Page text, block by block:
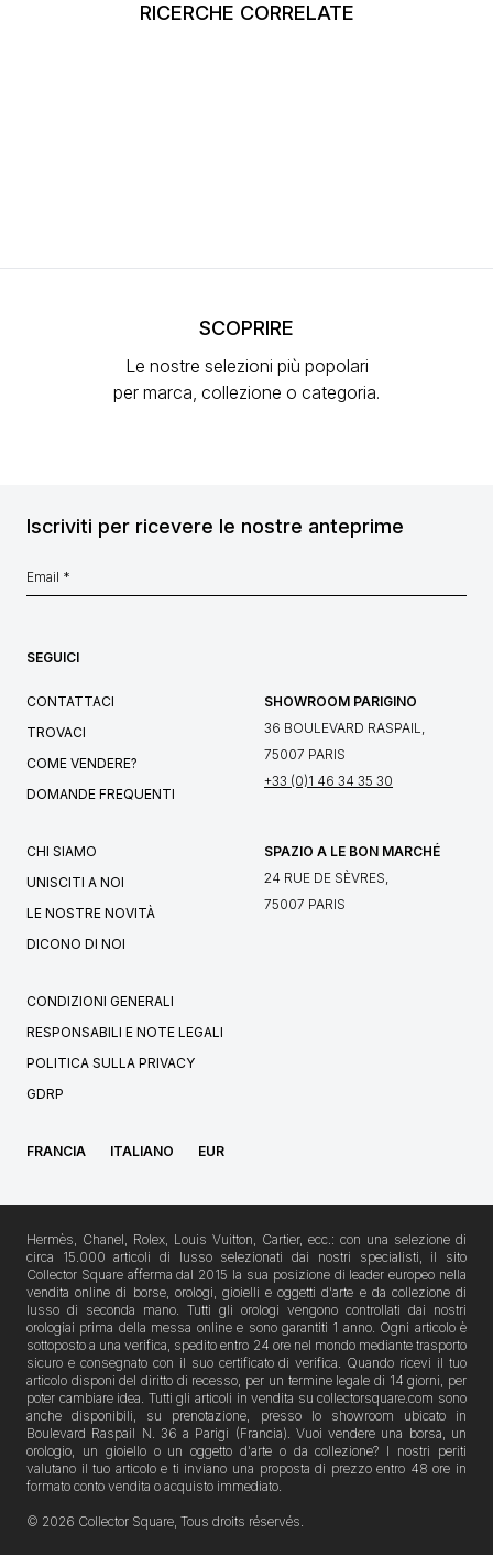
RICERCHE CORRELATE
SCOPRIRE
Le nostre selezioni più popolari
per marca, collezione o categoria.
Iscriviti per ricevere le nostre anteprime
SEGUICI
CONTATTACI
TROVACI
COME VENDERE?
DOMANDE FREQUENTI
SHOWROOM PARIGINO
36 BOULEVARD RASPAIL,
75007 PARIS
+33 (0)1 46 34 35 30
CHI SIAMO
UNISCITI A NOI
LE NOSTRE NOVITÀ
DICONO DI NOI
SPAZIO A LE BON MARCHÉ
24 RUE DE SÈVRES,
75007 PARIS
CONDIZIONI GENERALI
RESPONSABILI E NOTE LEGALI
POLITICA SULLA PRIVACY
GDRP
FRANCIA ITALIANO EUR
Hermès, Chanel, Rolex, Louis Vuitton, Cartier, ecc.: con una selezione di
circa 15.000 articoli di lusso selezionati dai nostri specialisti, il sito
Collector Square afferma dal 2015 la sua posizione di leader europeo nella
vendita online di borse, orologi, gioielli e oggetti d'arte e da collezione di
lusso di seconda mano. Tutti gli orologi vengono controllati dai nostri
orologiai prima della messa online e sono garantiti 1 anno. Ogni articolo è
sottoposto a una verifica, spedito entro 24 ore nel mondo mediante trasporto
sicuro e consegnato con il suo certificato di verifica. Quando ricevi il tuo
articolo disponi del diritto di recesso, per un termine legale di 14 giorni, per
poter cambiare idea. Tutti gli articoli in vendita su collectorsquare.com sono
anche disponibili, su prenotazione, presso lo showroom ubicato in
Boulevard Raspail N. 36 a Parigi (Francia). Vuoi vendere una borsa, un
orologio, un gioiello o un oggetto d'arte o da collezione? I nostri periti
valutano il tuo articolo e ti inviano una proposta di prezzo entro 48 ore in
formato conto vendita o acquisto immediato.
© 2026 Collector Square, Tous droits réservés.